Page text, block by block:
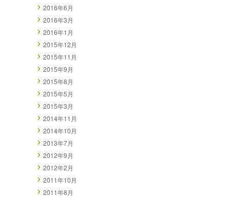
2016年6月
2016年3月
2016年1月
2015年12月
2015年11月
2015年9月
2015年8月
2015年5月
2015年3月
2014年11月
2014年10月
2013年7月
2012年9月
2012年2月
2011年10月
2011年8月